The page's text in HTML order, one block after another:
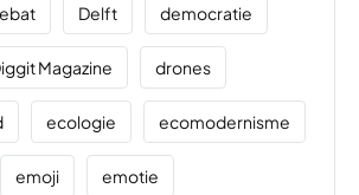
Delft democratie
Magazine drones
ecologie ecomodernisme
emoji emotie